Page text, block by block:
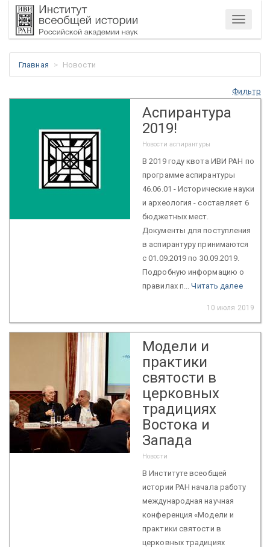
Меню
Главная Новости
Фильтр
Аспирантура
2019!
Новости аспирантуры
В 2019 году квота ИВИ РАН по
программе аспирантуры
46.06.01 - Исторические науки
и археология - составляет 6
бюджетных мест.
Документы для поступления
в аспирантуру принимаются
с 01.09.2019 по 30.09.2019.
Подробную информацию о
правилах п...Читать далее
10 июля 2019
Модели и
практики
святости в
церковных
традициях
Востока и
Запада
Новости
В Институте всеобщей
истории РАН начала работу
международная научная
конференция «Модели и
практики святости в
церковных традициях